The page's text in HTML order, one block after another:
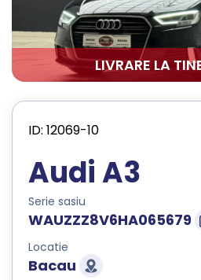
LIVRARE LA
ID: 12069-10
Audi A3
Serie sasiu
WAUZZZ8V6HA065679
Locatie
Bacau